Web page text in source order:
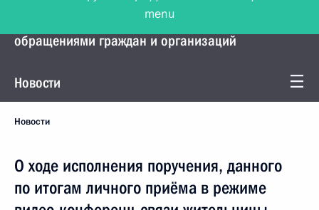
Управление Президента по работе с
обращениями граждан и организаций
Новости
Новости
О ходе исполнения поручения, данного
по итогам личного приёма в режиме
menu